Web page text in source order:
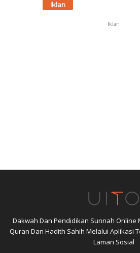
Iklan
Iklan
Dakwah Dan Pendidikan Sunnah Online
Quran Dan Hadith Sahih Melalui Aplikasi
Laman Sosial